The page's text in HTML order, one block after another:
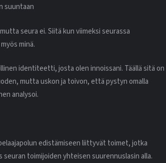
suuntaan
seura ei. Siitä kun viimeksi seurassa
minä.
identiteetti, josta olen innoissani. Täällä sitä on
mutta uskon ja toivon, että pystyn omalla
analysoi.
edistämiseen liittyvät toimet, jotka
toimijoiden yhteisen suurennuslasin alla.